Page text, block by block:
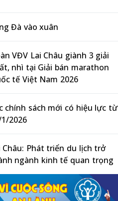
Đà vào xuân
VĐV Lai Châu giành 3 giải
nhì tại Giải bán marathon
tế Việt Nam 2026
chính sách mới có hiệu lực từ
2026
Châu: Phát triển du lịch trở
ngành kinh tế quan trọng